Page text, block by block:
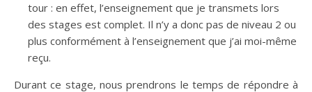
tour : en effet, l’enseignement que je transmets lors
des stages est complet. Il n’y a donc pas de niveau 2 ou
plus conformément à l’enseignement que j’ai moi-même
reçu.
Durant ce stage, nous prendrons le temps de répondre à